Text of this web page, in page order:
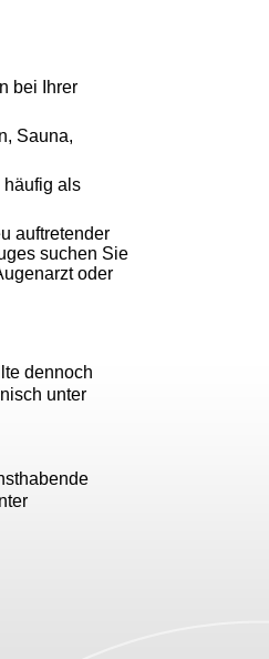
bei Ihrer
Sauna,
häufig als
auftretender
suchen Sie
oder
dennoch
unter